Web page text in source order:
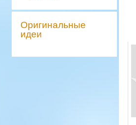
Оригинальные
идеи